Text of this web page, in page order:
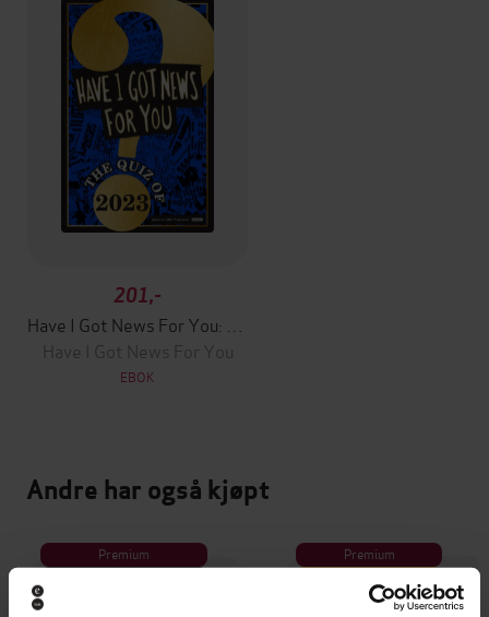
201,-
Have I Got News For You
EBOK
Andre har også kjøpt
Premium
Premium